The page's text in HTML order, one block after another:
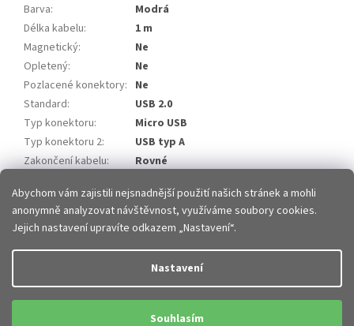
Abychom vám zajistili nejsnadnější použití našich stránek a mohli
anonymně analyzovat návštěvnost, využíváme soubory cookies.
Jejich nastavení upravíte odkazem „Nastavení“.
Nastavení
Souhlasím
Barva:
Modrá
Délka kabelu:
1 m
Magnetický:
Ne
Opletený:
Ne
Pozlacené konektory: Ne
Standard:
USB 2.0
Typ konektoru:
Micro USB
Typ konektoru 2:
USB typ A
Zakončení kabelu:
Rovné
Copyright 2026JHMobil.cz. Všechna práva vyhrazena.Upravit
nastavení cookies